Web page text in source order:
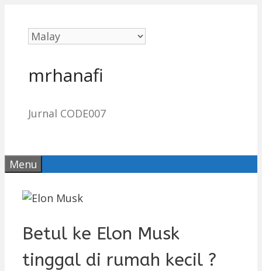
content
mrhanafi
Jurnal CODE007
Menu
Betul ke Elon Musk
tinggal di rumah kecil ?